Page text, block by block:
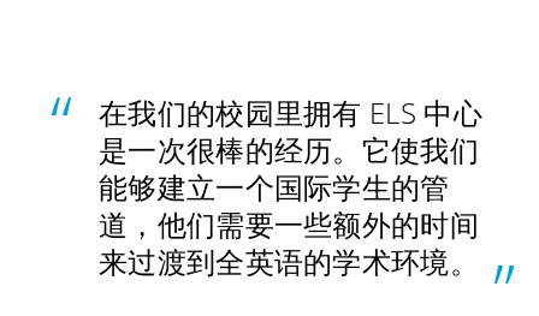
在我们的校园里拥有 ELS 中心
是一次很棒的经历。它使我们
能够建立一个国际学生的管
道，他们需要一些额外的时间
来过渡到全英语的学术环境。